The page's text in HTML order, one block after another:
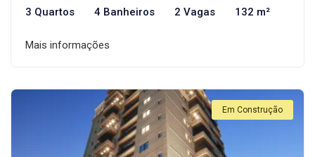
3 Quartos 4 Banheiros 2 Vagas 132 m²
Mais informações
Em Construção